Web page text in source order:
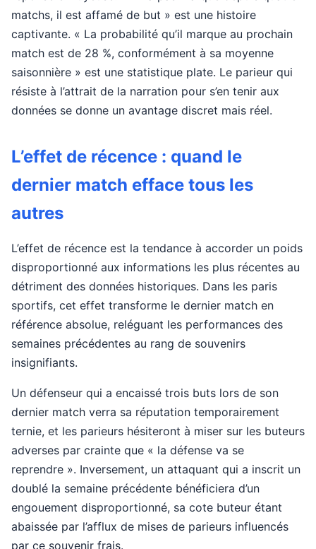
matchs, il est affamé de but » est une histoire
captivante. « La probabilité qu’il marque au prochain
match est de 28 %, conformément à sa moyenne
saisonnière » est une statistique plate. Le parieur qui
résiste à l’attrait de la narration pour s’en tenir aux
données se donne un avantage discret mais réel.
L’effet de récence : quand le
dernier match efface tous les
autres
L’effet de récence est la tendance à accorder un poids
disproportionné aux informations les plus récentes au
détriment des données historiques. Dans les paris
sportifs, cet effet transforme le dernier match en
référence absolue, reléguant les performances des
semaines précédentes au rang de souvenirs
insignifiants.
Un défenseur qui a encaissé trois buts lors de son
dernier match verra sa réputation temporairement
ternie, et les parieurs hésiteront à miser sur les buteurs
adverses par crainte que « la défense va se
reprendre ». Inversement, un attaquant qui a inscrit un
doublé la semaine précédente bénéficiera d’un
engouement disproportionné, sa cote buteur étant
abaissée par l’afflux de mises de parieurs influencés
par ce souvenir frais.